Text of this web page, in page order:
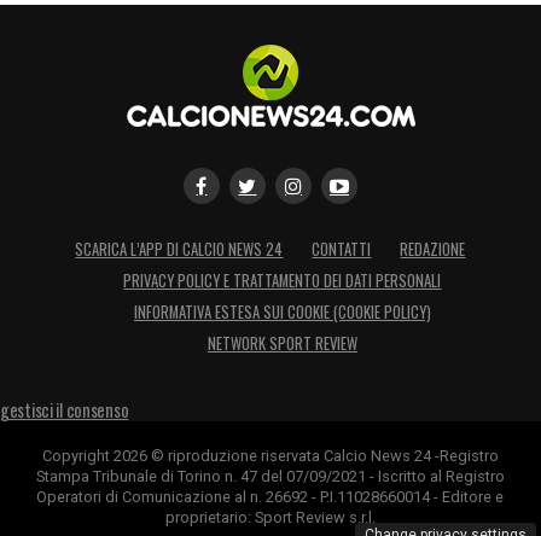
SCARICA L’APP DI CALCIO NEWS 24 CONTATTI
REDAZIONE
PRIVACY POLICY E TRATTAMENTO DEI DATI PERSONALI
INFORMATIVA ESTESA SUI COOKIE (COOKIE POLICY)
NETWORK SPORT REVIEW
gestisci il consenso
Copyright 2026 © riproduzione riservata Calcio News 24 -Registro
Stampa Tribunale di Torino n. 47 del 07/09/2021 - Iscritto al Registro
Operatori di Comunicazione al n. 26692 - P.I.11028660014 - Editore e
proprietario: Sport Review s.r.l.